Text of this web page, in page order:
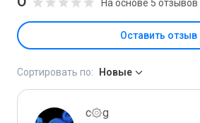
На основе 5 отзывов
Оставить отзыв
Сортировать по: Новые
c۞g